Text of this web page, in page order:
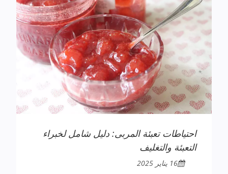
احتياطات تعبئة المربى: دليل شامل لخبراء
التعبئة والتغليف
16 يناير 2025